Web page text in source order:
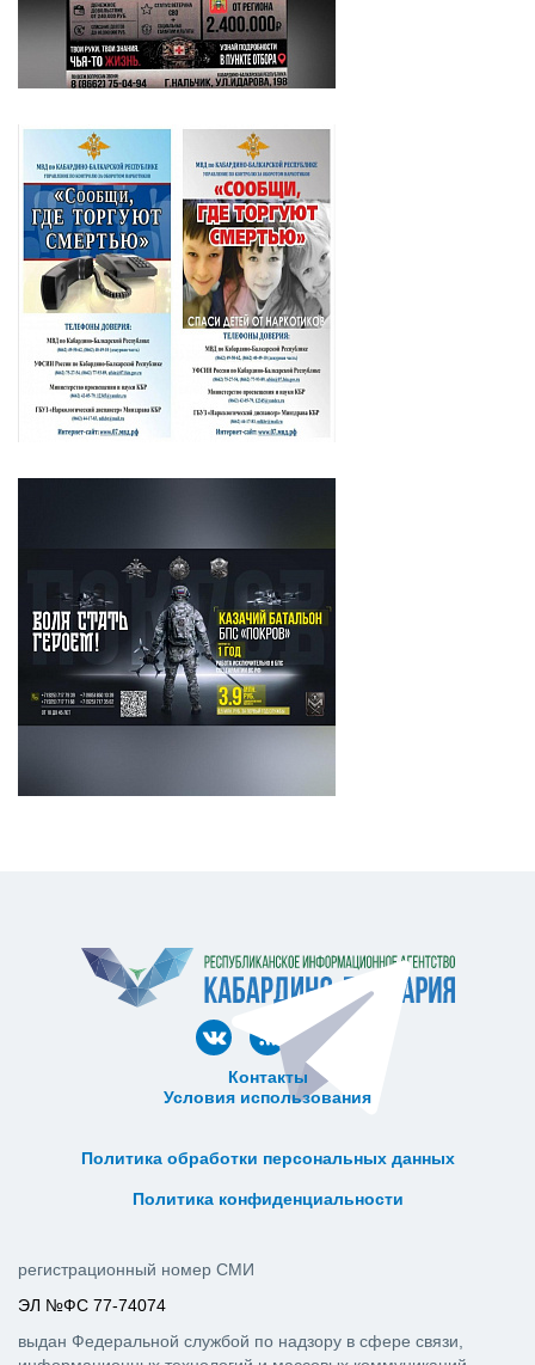
Контакты
Условия использования
Политика обработки персональных данных
Политика конфиденциальности
регистрационный номер СМИ
ЭЛ №ФС 77-74074
выдан Федеральной службой по надзору в сфере связи,